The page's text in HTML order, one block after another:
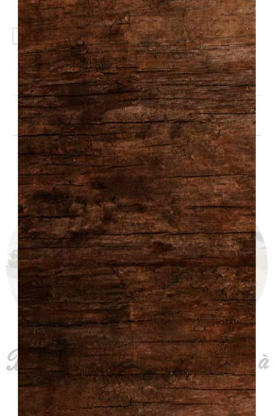
AJOUTER AU PANIER
Partagez
Des fromages d'ici et d'ailleurs à
découvrir